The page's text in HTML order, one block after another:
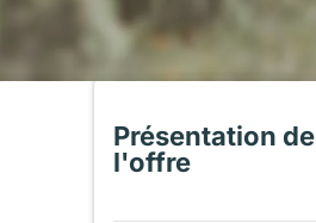
Présentation de
l'offre